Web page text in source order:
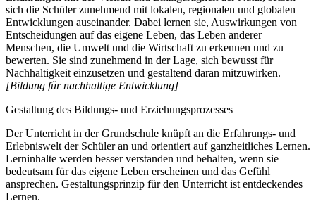
sich die Schüler zunehmend mit lokalen, regionalen und globalen
Entwicklungen auseinander. Dabei lernen sie, Auswirkungen von
Entscheidungen auf das eigene Leben, das Leben anderer
Menschen, die Umwelt und die Wirtschaft zu erkennen und zu
bewerten. Sie sind zunehmend in der Lage, sich bewusst für
Nachhaltigkeit einzusetzen und gestaltend daran mitzuwirken.
[Bildung für nachhaltige Entwicklung]
Gestaltung des Bildungs- und Erziehungsprozesses
Der Unterricht in der Grundschule knüpft an die Erfahrungs- und
Erlebniswelt der Schüler an und orientiert auf ganzheitliches Lernen.
Lerninhalte werden besser verstanden und behalten, wenn sie
bedeutsam für das eigene Leben erscheinen und das Gefühl
ansprechen. Gestaltungsprinzip für den Unterricht ist entdeckendes
Lernen.